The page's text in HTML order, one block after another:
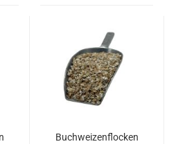
Buchweizenflocken